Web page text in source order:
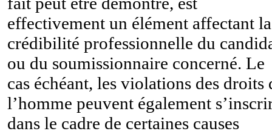
effectivement un élément affectant la
crédibilité professionnelle du
ou du soumissionnaire concerné. Le
cas échéant, les violations des droits
l’homme peuvent également
dans le cadre de certaines causes